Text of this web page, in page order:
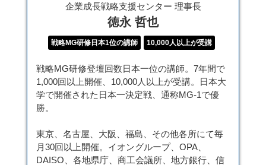
企業成長戦略支援センター 理事長
徳永 哲也
戦略MG研修日本1位の講師 10,000人以上が受講
戦略MG研修登壇回数日本一位の講師。7年間で
1,000回以上開催、10,000人以上が受講。日本大
学で開催された日本一決定戦、通称MG-1で優
勝。
東京、名古屋、大阪、福島、その他各所にて毎
月30回以上開催。イオングループ、OPA、
DAISO、各地県庁、商工会議所、地方銀行、信